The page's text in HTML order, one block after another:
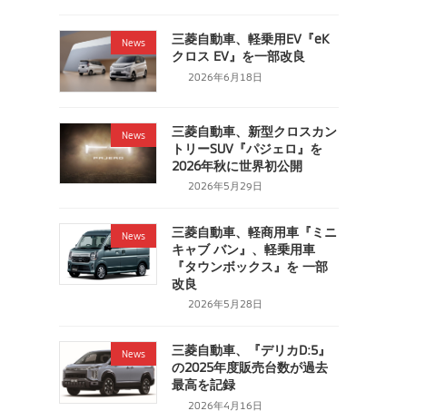
News
三菱自動車、軽乗用EV『eK
クロス EV』を一部改良
2026年6月18日
News
三菱自動車、新型クロスカン
トリーSUV『パジェロ』を
2026年秋に世界初公開
2026年5月29日
News
三菱自動車、軽商用車『ミニ
キャブ バン』、軽乗用車
『タウンボックス』を 一部
改良
2026年5月28日
News
三菱自動車、『デリカD:5』
の2025年度販売台数が過去
最高を記録
2026年4月16日